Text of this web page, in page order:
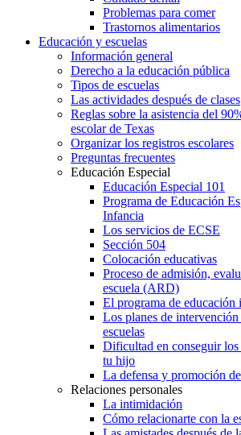
Problemas para comer
Trastornos alimentarios
Educación y escuelas
Información general
Derecho a la educación pública
Tipos de escuelas
Las actividades después de clases
Reglas sobre la asistencia del
escolar de Texas
Organizar los registros escolares
Preguntas frecuentes
Educación Especial
Educación Especial 101
Programa de Educación
Infancia
Los servicios de ECSE
Sección 504
Colocación educativas
Proceso de admisión,
escuela (ARD)
El programa de
Los planes de
escuelas
Dificultad en conseguir los
tu hijo
La defensa y promoción
Relaciones personales
La intimidación
Cómo relacionarte con la